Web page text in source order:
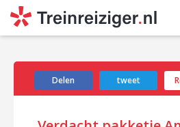
Delen tweet